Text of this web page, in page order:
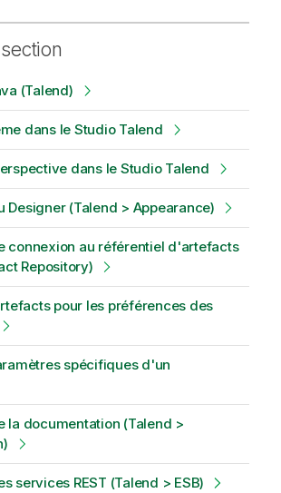
(Talend)
dans le Studio Talend
dans le Studio Talend
Designer (Talend > Appearance)
connexion au référentiel d'artefacts
Repository)
pour les préférences des
spécifiques d'un
la documentation (Talend >
services REST (Talend > ESB)